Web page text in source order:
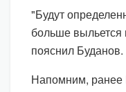
"Будут
больше
пояснил Буданов.
Напомним, ранее